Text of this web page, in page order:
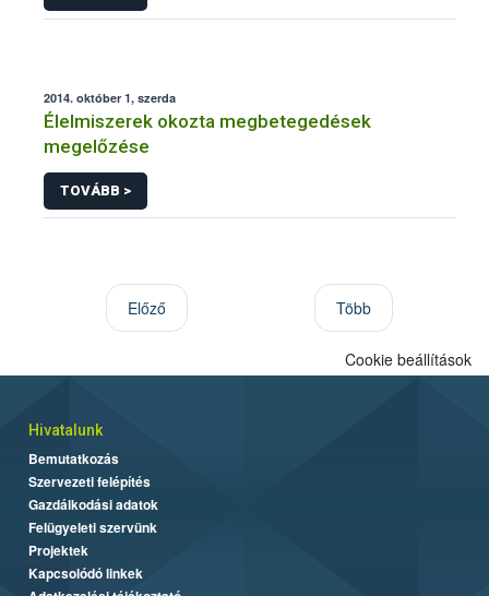
2014. október 1, szerda
Élelmiszerek okozta megbetegedések
megelőzése
TOVÁBB >
Előző Több
Cookie beállítások
Hivatalunk
Bemutatkozás
Szervezeti felépítés
Gazdálkodási adatok
Felügyeleti szervünk
Projektek
Kapcsolódó linkek